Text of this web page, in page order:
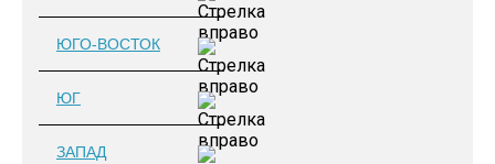
ЮГО-ВОСТОК
ЮГ
ЗАПАД